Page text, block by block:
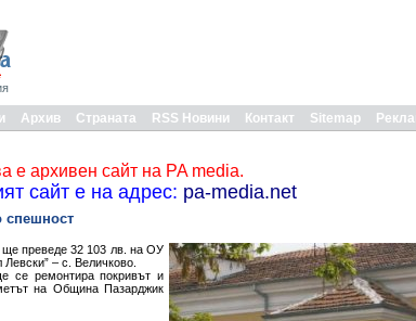
Архив Страната RSS Новини Контакт Sitemap
е архивен сайт на PA media.
сайт е на адрес: pa-media.net
спешност
преведе 32 103 лв. на ОУ
– с. Величково.
се ремонтира покривът и
на Община Пазарджик